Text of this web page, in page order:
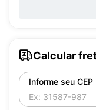
Calcular
Informe seu CEP